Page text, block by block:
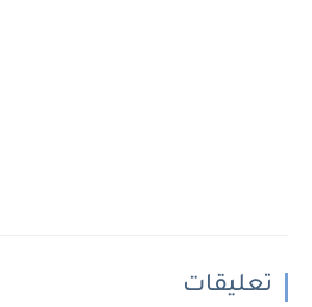
تعليقات